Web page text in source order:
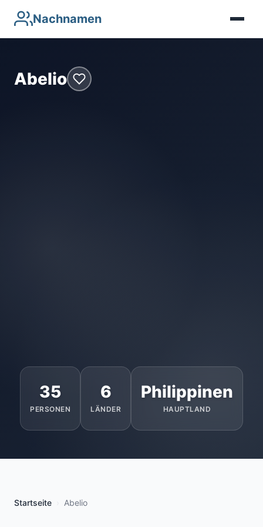
Nachnamen
Abelio
35
PERSONEN
6
LÄNDER
Philippinen
HAUPTLAND
Startseite Abelio